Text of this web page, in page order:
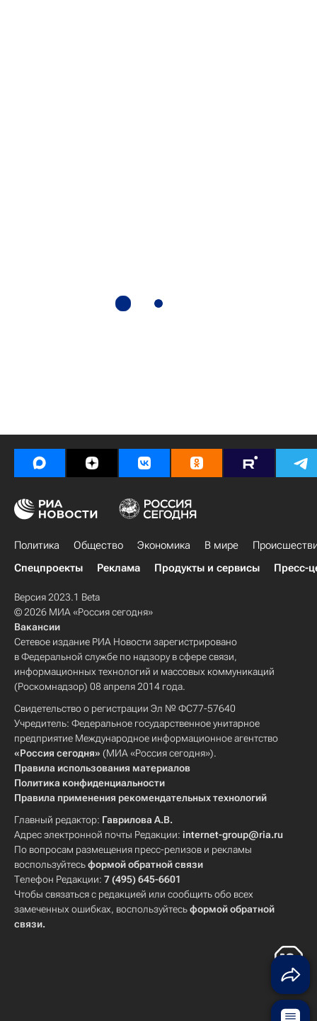
Политика Общество Экономика В мире
Спецпроекты
Реклама Продукты и сервисы Пресс-
Версия 2023.1 Beta
© 2026 МИА «Россия сегодня»
Вакансии
Сетевое издание РИА Новости зарегистрировано
в Федеральной службе по надзору в сфере связи,
информационных технологий и массовых коммуникаций
(Роскомнадзор) 08 апреля 2014 года.
Свидетельство о регистрации Эл № ФС77-57640
Учредитель: Федеральное государственное унитарное
предприятие Международное информационное агентство
«Россия сегодня» (МИА «Россия сегодня»).
Правила использования материалов
Политика конфиденциальности
Правила применения рекомендательных технологий
Главный редактор: Гаврилова А.В.
Адрес электронной почты Редакции: internet-group@ria.ru
По вопросам размещения пресс-релизов и рекламы
воспользуйтесьформой обратной связи
Телефон Редакции: 7 (495) 645-6601
Чтобы связаться с редакцией или сообщить обо всех
замеченных ошибках, воспользуйтесьформой обратной
связи.